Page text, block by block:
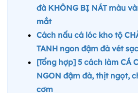
đà KHÔNG BỊ NÁT màu
mắt
Cách nấu cá lóc kho tộ
TANH ngon đậm đà vét
[Tổng hợp] 5 cách làm CÁ
NGON đậm đà, thịt ngọt,
cơm